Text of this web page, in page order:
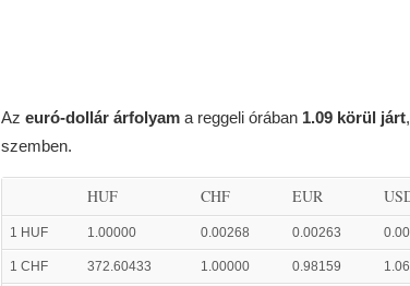
Az euró-dollár árfolyama reggeli órában 1.09 körül járt
szemben.
HUF CHF EUR
1 HUF 1.00000 0.00268 0.00263
1 CHF 372.60433 1.00000 0.98159